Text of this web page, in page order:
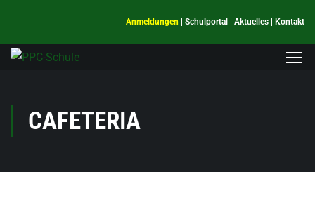
Anmeldungen Schulportal Aktuelles Kontakt
CAFETERIA